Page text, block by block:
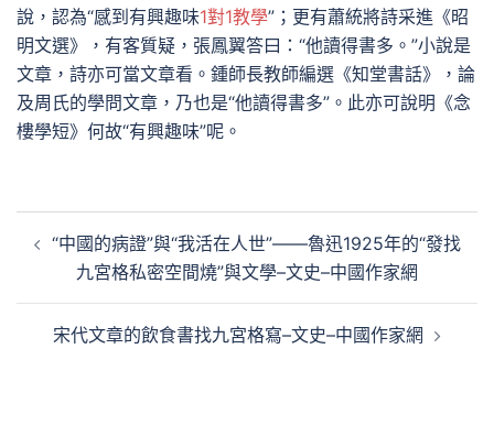
說，認為“感到有興趣味1對1教學”；更有蕭統將詩采進《昭
明文選》，有客質疑，張鳳翼答曰：“他讀得書多。”小說是
文章，詩亦可當文章看。鍾師長教師編選《知堂書話》，論
及周氏的學問文章，乃也是“他讀得書多”。此亦可說明《念
樓學短》何故“有興趣味”呢。
章 “中國的病證”與“我活在人世”——魯迅1925年的“發找
九宮格私密空間燒”與文學–文史–中國作家網
宋代文章的飲食書找九宮格寫–文史–中國作家網